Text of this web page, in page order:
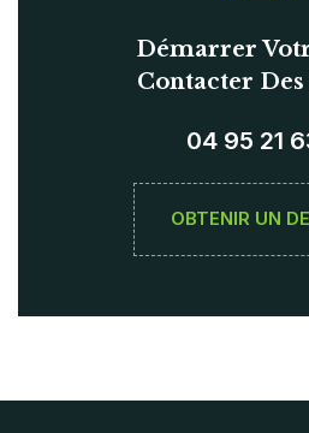
Démarrer
Contacter
04 95 21
OBTENIR UN